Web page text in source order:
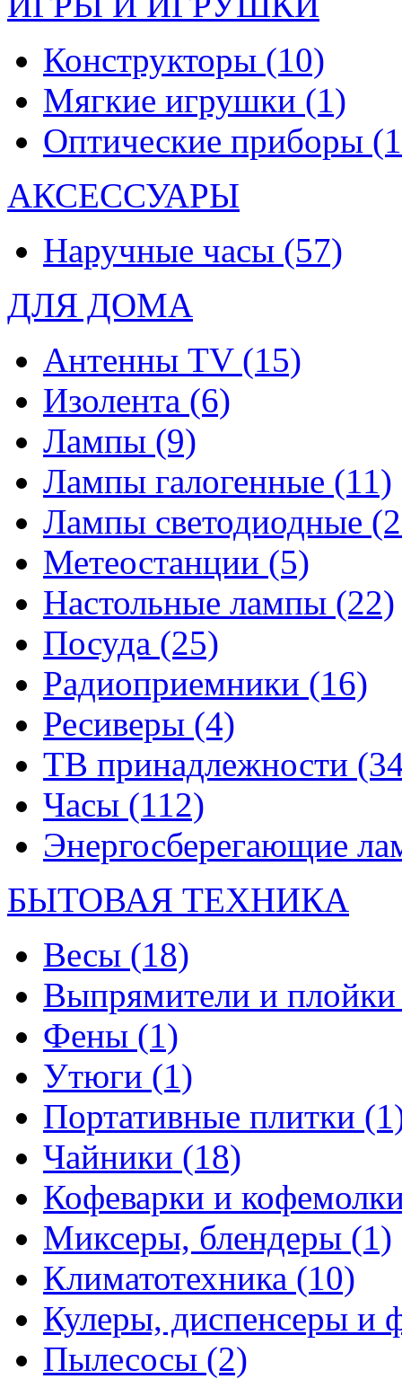
Конструкторы (10)
Мягкие игрушки (1)
Оптические приборы
АКСЕССУАРЫ
Наручные часы (57)
ДЛЯ ДОМА
Антенны TV (15)
Изолента (6)
Лампы (9)
Лампы галогенные (11)
Лампы светодиодные
Метеостанции (5)
Настольные лампы (22)
Посуда (25)
Радиоприемники (16)
Ресиверы (4)
ТВ принадлежности
Часы (112)
Энергосберегающие
БЫТОВАЯ ТЕХНИКА
Весы (18)
Выпрямители и
Фены (1)
Утюги (1)
Портативные плитки
Чайники (18)
Кофеварки и
Миксеры, блендеры (1)
Климатотехника (10)
Кулеры, диспенсеры и
Пылесосы (2)